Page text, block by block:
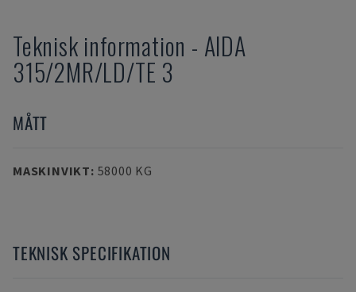
Teknisk information - AIDA
315/2MR/LD/TE 3
MÅTT
MASKINVIKT: 58000 KG
TEKNISK SPECIFIKATION